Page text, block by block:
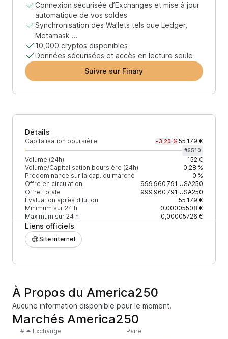
Connexion sécurisée d’Exchanges et mise à jour
automatique de vos soldes
Synchronisation des Wallets tels que Ledger,
Metamask ...
10,000 cryptos disponibles
Données sécurisées et accès en lecture seule
Suivre sur Finary
Détails
Capitalisation boursière -3,20 % 55 179 €
#6510
Volume (24h)
152 €
Volume/Capitalisation boursière (24h)
0,28 %
Prédominance sur la cap. du marché
0 %
Offre en circulation
999 960 791 USA250
Offre Totale
999 960 791 USA250
Évaluation après dilution
55 179 €
Minimum sur 24 h
0,00005508 €
Maximum sur 24 h
0,00005726 €
Liens officiels
Site internet
À Propos du America250
Aucune information disponible pour le moment.
Marchés America250
# Exchange Paire